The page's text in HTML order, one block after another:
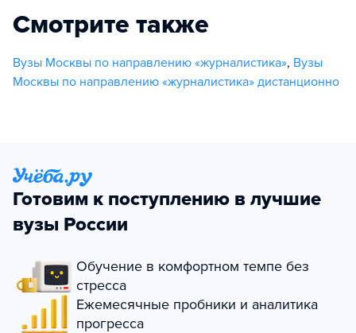
Смотрите также
Вузы Москвы по направлению «журналистика», Вузы
Москвы по направлению «журналистика» дистанционно
Готовим к поступлению в лучшие
вузы России
Обучение в комфортном темпе без
стресса
Ежемесячные пробники и аналитика
прогресса